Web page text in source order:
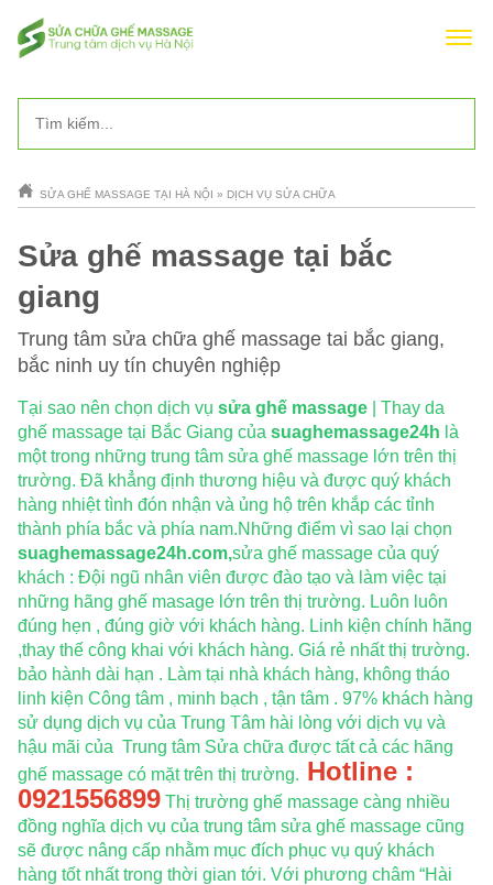
SỬA GHẾ MASSAGE TẠI HÀ NỘI » DỊCH VỤ SỬA CHỮA
Sửa ghế massage tại bắc
giang
Trung tâm sửa chữa ghế massage tai bắc giang,
bắc ninh uy tín chuyên nghiệp
Tại sao nên chọn dịch vụ sửa ghế massage | Thay da
ghế massage tại Bắc Giang của suaghemassage24h là
một trong những trung tâm sửa ghế massage lớn trên thị
trường. Đã khẳng định thương hiệu và được quý khách
hàng nhiệt tình đón nhận và ủng hộ trên khắp các tỉnh
thành phía bắc và phía nam.Những điểm vì sao lại chọn
suaghemassage24h.com,sửa ghế massage của quý
khách : Đội ngũ nhân viên được đào tạo và làm việc tại
những hãng ghế masage lớn trên thị trường. Luôn luôn
đúng hẹn , đúng giờ với khách hàng. Linh kiện chính hãng
,thay thế công khai với khách hàng. Giá rẻ nhất thị trường.
bảo hành dài hạn . Làm tại nhà khách hàng, không tháo
linh kiện Công tâm , minh bạch , tận tâm . 97% khách hàng
sử dụng dịch vụ của Trung Tâm hài lòng với dịch vụ và
hậu mãi của Trung tâm Sửa chữa được tất cả các hãng
ghế massage có mặt trên thị trường. Hotline :
0921556899 Thị trường ghế massage càng nhiều
đồng nghĩa dịch vụ của trung tâm sửa ghế massage cũng
sẽ được nâng cấp nhằm mục đích phục vụ quý khách
hàng tốt nhất trong thời gian tới. Với phương châm “Hài